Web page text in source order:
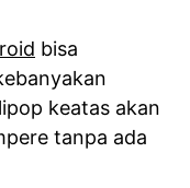
bisa
keatas akan
tanpa ada